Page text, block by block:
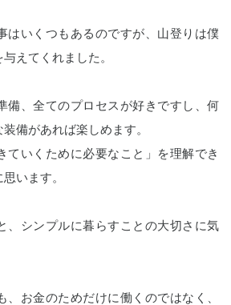
はいくつもあるのですが、山登りは僕
えてくれました。
備、全てのプロセスが好きですし、何
備があれば楽しめます。
ていくために必要なこと」を理解でき
います。
、シンプルに暮らすことの大切さに気
、お金のためだけに働くのではなく、